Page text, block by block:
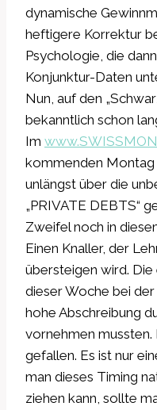
dynamische
heftigere Korrektur
Psychologie, die
Konjunktur-Daten
Nun, auf den
bekanntlich schon
Im
kommenden Montag
unlängst über die
„PRIVATE DEBTS“
Zweifel noch in
Einen Knaller, der
übersteigen wird. Die
dieser Woche bei
hohe Abschreibung
vornehmen mussten.
gefallen. Es ist nur
man dieses Timing
ziehen kann, sollte